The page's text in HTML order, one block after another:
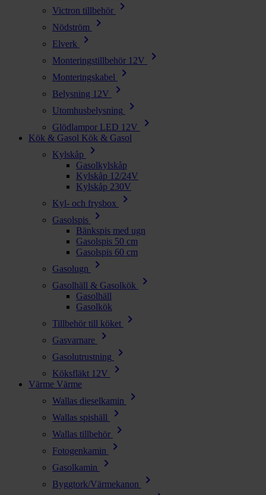
Victron tillbehör chevron_right
Nödström chevron_right
Elverk chevron_right
Monteringstillbehör 12V chevron_right
Monteringskabel chevron_right
Belysning 12V chevron_right
Utomhusbelysning chevron_right
Glödlampor LED 12V chevron_right
Kök & Gasol Kök & Gasol
Kylskåp
chevron_right
Gasolkylskåp
Kylskåp 12/24V
Kylskåp 230V
Kyl- och frysbox
chevron_right
Gasolspis chevron_right
Bänkspis med ugn
Gasolspis 50 cm
Gasolspis 60 cm
Gasolugn
chevron_right
Gasolhäll & Gasolkök chevron_right
Gasolhäll
Gasolkök
Tillbehör till köket
chevron_right
Gasvarnare chevron_right
Gasolutrustning chevron_right
Köksfläkt 12V chevron_right
Värme Värme
Wallas dieselkamin
chevron_right
Wallas spishäll chevron_right
Wallas tillbehör chevron_right
Fotogenkamin chevron_right
Gasolkamin chevron_right
Byggtork/Värmekanon chevron_right